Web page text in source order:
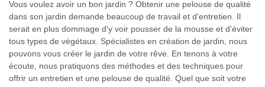
Vous voulez avoir un bon jardin ? Obtenir une pelouse de qualité
dans son jardin demande beaucoup de travail et d'entretien. Il
serait en plus dommage d'y voir pousser de la mousse et d'éviter
tous types de végétaux. Spécialistes en création de jardin, nous
pouvons vous créer le jardin de votre rêve. En tenons à votre
écoute, nous pratiquons des méthodes et des techniques pour
offrir un entretien et une pelouse de qualité. Quel que soit votre